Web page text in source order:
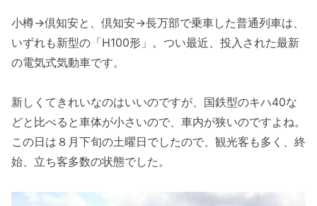
小樽→倶知安と、倶知安→長万部で乗車した普通列車は、
いずれも新型の「H100形」。つい最近、投入された最新
の電気式気動車です。
新しくてきれいなのはいいのですが、国鉄型のキハ40な
どと比べると車体が小さいので、車内が狭いのですよね。
この日は８月下旬の土曜日でしたので、観光客も多く、終
始、立ち客多数の状態でした。